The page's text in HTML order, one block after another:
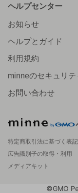
ヘルプセンター
お知らせ
ヘルプとガイド
利用規約
minneのセキュリテ
お問い合わせ
特定商取引法に基づく表記
広告識別子の取得・利用
メディアキット
©GMO